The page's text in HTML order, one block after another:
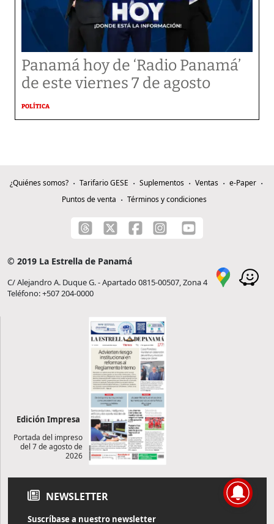
Panamá hoy de ‘Radio Panamá’
de este viernes 7 de agosto
POLÍTICA
¿Quiénes somos? Tarifario GESE Suplementos Ventas
e-Paper
Puntos de venta
Términos y condiciones
© 2019 La Estrella de Panamá
C/ Alejandro A. Duque G. - Apartado 0815-00507, Zona 4
Teléfono: +507 204-0000
Edición Impresa
Portada del impreso
del 7 de agosto de
2026
NEWSLETTER
Suscríbase a nuestro newsletter